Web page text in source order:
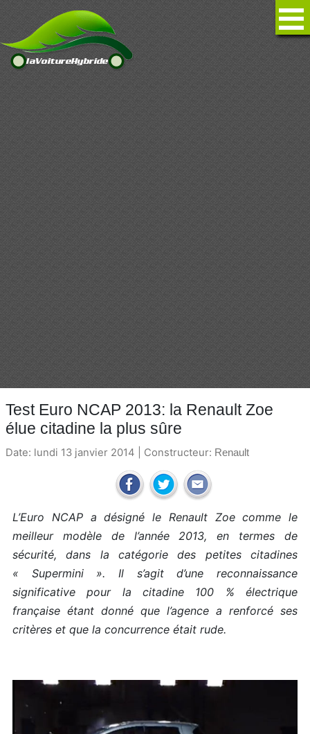
Test Euro NCAP 2013: la Renault Zoe
élue citadine la plus sûre
Date: lundi 13 janvier 2014 | Constructeur: Renault
L’Euro NCAP a désigné le Renault Zoe comme le
meilleur modèle de l’année 2013, en termes de
sécurité, dans la catégorie des petites citadines
« Supermini ». Il s’agit d’une reconnaissance
significative pour la citadine 100 % électrique
française étant donné que l’agence a renforcé ses
critères et que la concurrence était rude.